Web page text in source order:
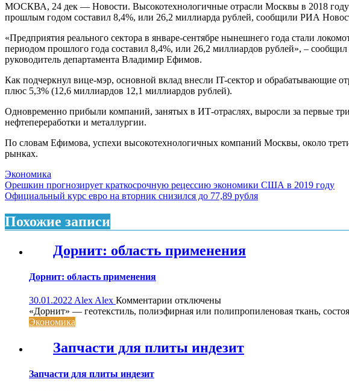
МОСКВА, 24 дек — Новости. Высокотехнологичные отрасли Москвы в 2018 году
прошлым годом составил 8,4%, или 26,2 миллиарда рублей, сообщили РИА
«Предприятия реального сектора в январе-сентябре нынешнего года стали
периодом прошлого года составил 8,4%, или 26,2 миллиардов рублей», –
руководитель департамента Владимир Ефимов.
Как подчеркнул вице-мэр, основной вклад внесли IT-сектор и обрабатывающие
плюс 5,3% (12,6 миллиардов 12,1 миллиардов рублей).
Одновременно прибыли компаний, занятых в ИТ-отраслях, выросли за первые
нефтепереработки и металлургии.
По словам Ефимова, успехи высокотехнологичных компаний Москвы, около
рынках.
Экономика
Навигация
по
записям
Орешкин прогнозирует краткосрочную рецессию экономики США в 2019 году
Официальный курс евро на вторник снизился до 77,89 рубля
Похожие записи
Дорнит: область применения
Дорнит: область применения
30.01.2022 Alex Alex Комментарии к
записи
отключены
«Дорнит» — геотекстиль, полиэфирная или полипропиленовая ткань,
Экономика
Запчасти для плиты индезит
Запчасти для плиты индезит